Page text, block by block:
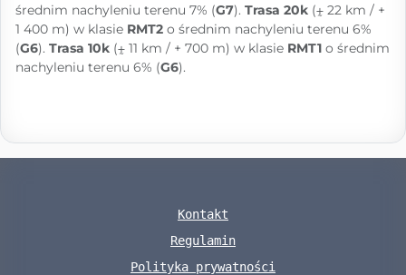
średnim nachyleniu terenu 7% (G7). Trasa 20k (⨦ 22 km / +
1 400 m) w klasie RMT2 o średnim nachyleniu terenu 6%
(G6). Trasa 10k (⨦ 11 km / + 700 m) w klasie RMT1 o średnim
nachyleniu terenu 6% (G6).
Kontakt
Regulamin
Polityka prywatności